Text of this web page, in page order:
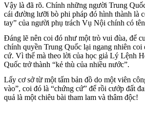
Vậy là đã rõ. Chính những người Trung
cái đường lưỡi bò phi pháp đó hình thành là
tay” của người phụ trách Vụ Nội chính có
Đáng lẽ nên coi đó như một trò vui đùa, để
chính quyền Trung Quốc lại ngang nhiên coi
cứ. Vì thế mà theo lời của học giả Lý Lệnh
Quốc trở thành “kẻ thù của nhiều nước”.
Lấy cơ sở từ một tấm bản đồ do một viên
vào”, coi đó là “chứng cứ” để rồi cướp đất
quả là một chiêu bài tham lam và thâm độc!